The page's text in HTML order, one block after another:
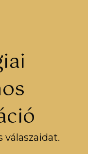
válaszaidat.